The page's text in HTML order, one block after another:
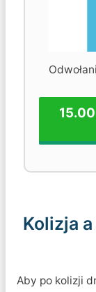
Kolizja
Aby po kolizji